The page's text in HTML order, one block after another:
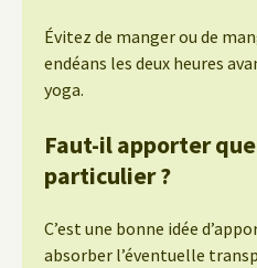
Évitez de manger ou de
endéans les deux heures
yoga.
Faut-il apporter
particulier ?
C’est une bonne idée
absorber l’éventuelle